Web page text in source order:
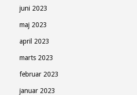
juni 2023
maj 2023
april 2023
marts 2023
februar 2023
januar 2023